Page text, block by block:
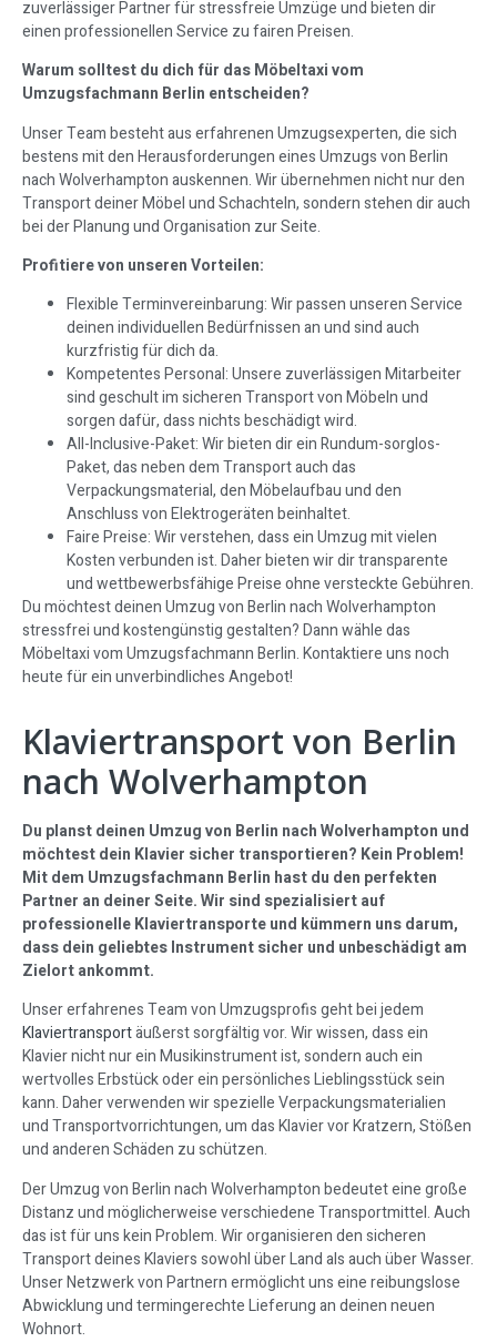
zuverlässiger Partner für stressfreie Umzüge und bieten dir
einen professionellen Service zu fairen Preisen.
Warum solltest du dich für das Möbeltaxi vom
Umzugsfachmann Berlin entscheiden?
Unser Team besteht aus erfahrenen Umzugsexperten, die sich
bestens mit den Herausforderungen eines Umzugs von Berlin
nach Wolverhampton auskennen. Wir übernehmen nicht nur den
Transport deiner Möbel und Schachteln, sondern stehen dir auch
bei der Planung und Organisation zur Seite.
Profitiere von unseren Vorteilen:
Flexible Terminvereinbarung: Wir passen unseren Service
deinen individuellen Bedürfnissen an und sind auch
kurzfristig für dich da.
Kompetentes Personal: Unsere zuverlässigen Mitarbeiter
sind geschult im sicheren Transport von Möbeln und
sorgen dafür, dass nichts beschädigt wird.
All-Inclusive-Paket: Wir bieten dir ein Rundum-sorglos-
Paket, das neben dem Transport auch das
Verpackungsmaterial, den Möbelaufbau und den
Anschluss von Elektrogeräten beinhaltet.
Faire Preise: Wir verstehen, dass ein Umzug mit vielen
Kosten verbunden ist. Daher bieten wir dir transparente
und wettbewerbsfähige Preise ohne versteckte Gebühren.
Du möchtest deinen Umzug von Berlin nach Wolverhampton
stressfrei und kostengünstig gestalten? Dann wähle das
Möbeltaxi vom Umzugsfachmann Berlin. Kontaktiere uns noch
heute für ein unverbindliches Angebot!
Klaviertransport von Berlin
nach Wolverhampton
Du planst deinen Umzug von Berlin nach Wolverhampton und
möchtest dein Klavier sicher transportieren? Kein Problem!
Mit dem Umzugsfachmann Berlin hast du den perfekten
Partner an deiner Seite. Wir sind spezialisiert auf
professionelle Klaviertransporte und kümmern uns darum,
dass dein geliebtes Instrument sicher und unbeschädigt am
Zielort ankommt.
Unser erfahrenes Team von Umzugsprofis geht bei jedem
Klaviertransportäußerst sorgfältig vor. Wir wissen, dass ein
Klavier nicht nur ein Musikinstrument ist, sondern auch ein
wertvolles Erbstück oder ein persönliches Lieblingsstück sein
kann. Daher verwenden wir spezielle Verpackungsmaterialien
und Transportvorrichtungen, um das Klavier vor Kratzern, Stößen
und anderen Schäden zu schützen.
Der Umzug von Berlin nach Wolverhampton bedeutet eine große
Distanz und möglicherweise verschiedene Transportmittel. Auch
das ist für uns kein Problem. Wir organisieren den sicheren
Transport deines Klaviers sowohl über Land als auch über Wasser.
Unser Netzwerk von Partnern ermöglicht uns eine reibungslose
Abwicklung und termingerechte Lieferung an deinen neuen
Wohnort.